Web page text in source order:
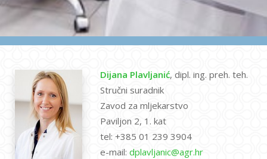
Dijana Plavljanić, dipl. ing. preh. teh.
Stručni suradnik
Zavod za mljekarstvo
Paviljon 2, 1. kat
tel: +385 01 239 3904
e-mail: dplavljanic@agr.hr